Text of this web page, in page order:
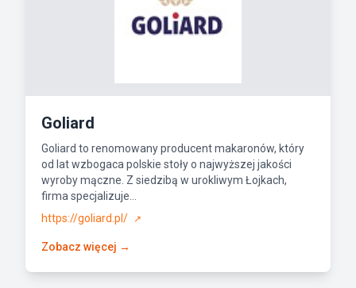
Goliard
Goliard to renomowany producent makaronów, który
od lat wzbogaca polskie stoły o najwyższej jakości
wyroby mączne. Z siedzibą w urokliwym Łojkach,
firma specjalizuje...
https://goliard.pl/
↗
Zobacz więcej →